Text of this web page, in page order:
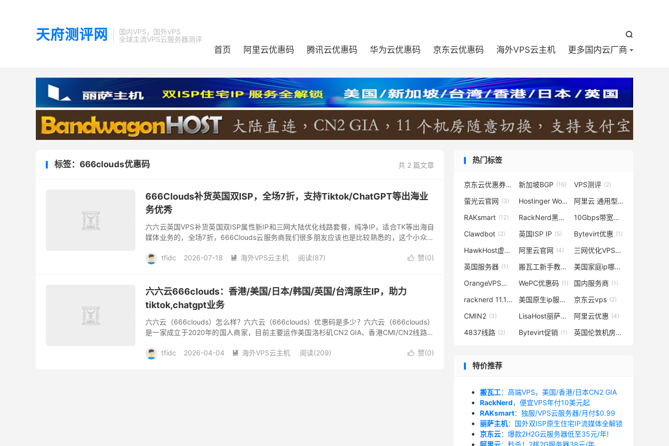
天府测评网
国内VPS，国外VPS
全球主流VPS云服务器测评

首页 阿里云优惠码 腾讯云优惠码 华为云优惠码 京东云优惠码 海外VPS云主机 更多国内云厂商
共 2 篇文章
标签：666clouds优惠码
666Clouds补货英国双ISP，全场7折，支持Tiktok/ChatGPT等出海业
务优秀
六六云英国VPS补货英国双ISP属性新IP和三网大陆优化线路套餐，纯净IP，适合TK等出海自
媒体业务的，全场7折，666Clouds云服务商我们很多朋友应该也是比较熟悉的，这个小众服
 赞(0)
tfidc 2026-07-18  海外VPS云主机 阅读(87)
六六云666clouds：香港/美国/日本/韩国/英国/台湾原生IP，助力
tiktok,chatgpt业务
六六云（666clouds）怎么样？六六云（666clouds）优惠码是多少？六六云（666clouds）
是一家成立于2020年的国人商家，目前主要运作美国洛杉矶CN2 GIA、香港CMI/CN2线路、
 赞(0)
tfidc 2026-04-04  海外VPS云主机 阅读(209)
热门标签
京东云优惠券
(1) 新加坡BGP (16) VPS测评 (2)
萤光云官网 (3) Hostinger WordPress主机 (2) 阿里云 通用型U1实例
RAKsmart (12) RackNerd黑色星期五 (1) 10Gbps带宽服务器
Clawdbot (2) 英国ISP IP (5) Bytevirt优惠 (1)
HawkHost虚拟主机 (1)
阿里云官网 (4) 三网优化VPS
(1)
英国服务器 (1) 搬瓦工新手教程 (5) 美国家庭ip哪里有
OrangeVPS新年活动 (1)
WePC优惠码 (1) 国内服务商 (1)
racknerd 11.11 (1) 美国原生ip服务器 (4)
京东云vps (2)
CMIN2 (3) LisaHost丽萨主机：美国9929/美国4837 阿里云优惠 (4)
4837线路 (2) Bytevirt促销 (1) 英国伦敦机房vps
特价推荐
搬瓦工：高端VPS，美国/香港/日本CN2 GIA
RackNerd，便宜VPS年付10美元起
RAKsmart：独服/VPS云服务器/月付$0.99
丽萨主机：国外双ISP原生住宅IP流媒体全解锁
京东云：爆款2H2G云服务器低至35元/年!
阿里云：秒杀！2核2G服务器38元/年